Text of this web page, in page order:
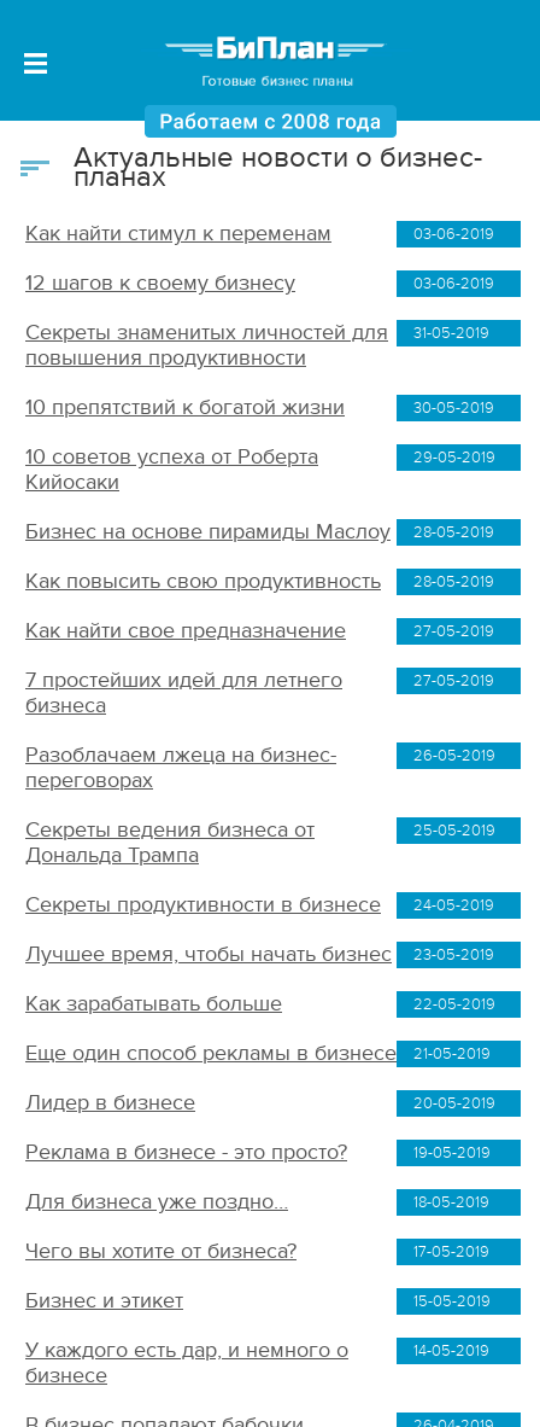
Актуальные новости о бизнес-
планах
03-06-2019
Как найти стимул к переменам
03-06-2019
12 шагов к своему бизнесу
31-05-2019
Секреты знаменитых личностей для
повышения продуктивности
30-05-2019
10 препятствий к богатой жизни
29-05-2019
10 советов успеха от Роберта
Кийосаки
28-05-2019
Бизнес на основе пирамиды Маслоу
28-05-2019
Как повысить свою продуктивность
27-05-2019
Как найти свое предназначение
27-05-2019
7 простейших идей для летнего
бизнеса
26-05-2019
Разоблачаем лжеца на бизнес-
переговорах
25-05-2019
Секреты ведения бизнеса от
Дональда Трампа
24-05-2019
Секреты продуктивности в бизнесе
23-05-2019
Лучшее время, чтобы начать бизнес
22-05-2019
Как зарабатывать больше
21-05-2019
Еще один способ рекламы в бизнесе
20-05-2019
Лидер в бизнесе
19-05-2019
Реклама в бизнесе - это просто?
18-05-2019
Для бизнеса уже поздно…
17-05-2019
Чего вы хотите от бизнеса?
15-05-2019
Бизнес и этикет
14-05-2019
У каждого есть дар, и немного о
бизнесе